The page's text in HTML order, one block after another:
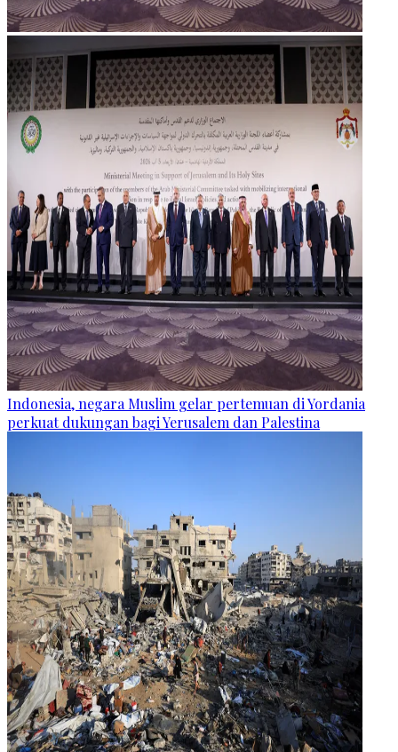
Indonesia, negara Muslim gelar pertemuan di Yordania
perkuat dukungan bagi Yerusalem dan Palestina